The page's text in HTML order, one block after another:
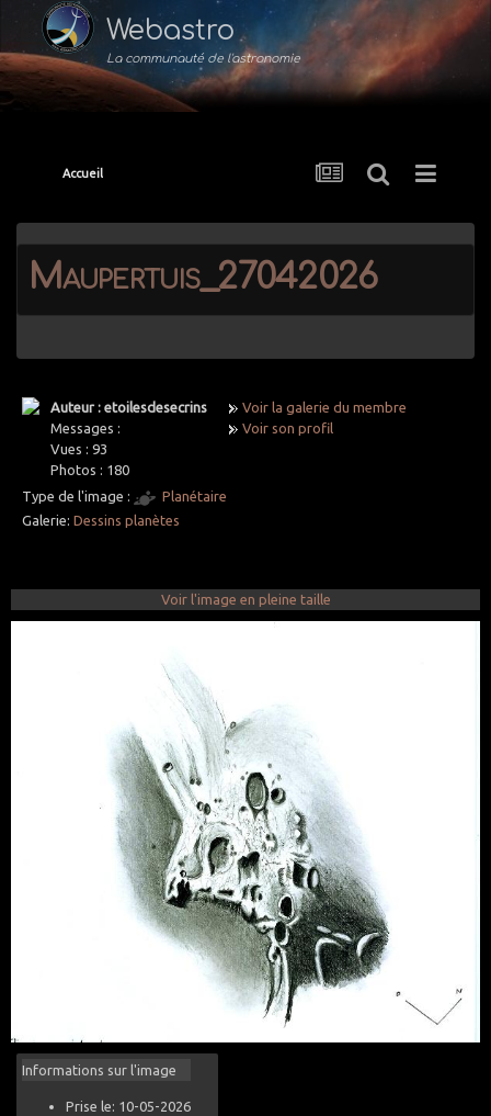
Webastro
La communauté de l'astronomie
Accueil
Maupertuis_27042026
Auteur : etoilesdesecrins
Messages :
Vues : 93
Photos : 180
Voir la galerie du membre
Voir son profil
Type de l'image :
Planétaire
Galerie: Dessins planètes
Voir l'image en pleine taille
Informations sur l'image
Prise le: 10-05-2026